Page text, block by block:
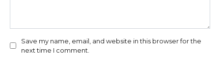
Save my name, email, and website in this browser for the
next time I comment.